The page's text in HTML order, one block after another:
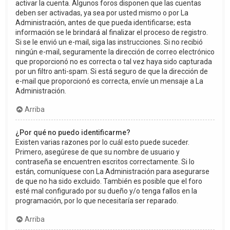
activar la cuenta. Algunos foros disponen que las cuentas
deben ser activadas, ya sea por usted mismo o por La
Administración, antes de que pueda identificarse; esta
información se le brindará al finalizar el proceso de registro.
Si se le envió un e-mail, siga las instrucciones. Si no recibió
ningún e-mail, seguramente la dirección de correo electrónico
que proporcionó no es correcta o tal vez haya sido capturada
por un filtro anti-spam. Si está seguro de que la dirección de
e-mail que proporcionó es correcta, envíe un mensaje a La
Administración.
Arriba
¿Por qué no puedo identificarme?
Existen varias razones por lo cuál esto puede suceder.
Primero, asegúrese de que su nombre de usuario y
contraseña se encuentren escritos correctamente. Si lo
están, comuníquese con La Administración para asegurarse
de que no ha sido excluido. También es posible que el foro
esté mal configurado por su dueño y/o tenga fallos en la
programación, por lo que necesitaría ser reparado.
Arriba